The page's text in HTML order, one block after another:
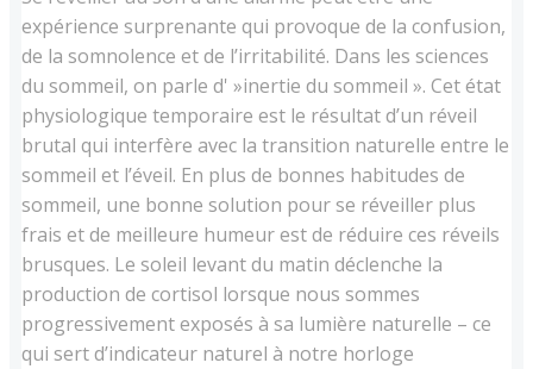
expérience surprenante qui provoque de la confusion,
de la somnolence et de l’irritabilité. Dans les sciences
du sommeil, on parle d' »inertie du sommeil ». Cet état
physiologique temporaire est le résultat d’un réveil
brutal qui interfère avec la transition naturelle entre le
sommeil et l’éveil. En plus de bonnes habitudes de
sommeil, une bonne solution pour se réveiller plus
frais et de meilleure humeur est de réduire ces réveils
brusques. Le soleil levant du matin déclenche la
production de cortisol lorsque nous sommes
progressivement exposés à sa lumière naturelle – ce
qui sert d’indicateur naturel à notre horloge